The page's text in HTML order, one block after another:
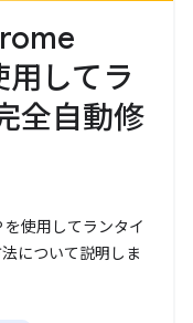
用してラ
全自動修
使用してランタイ
について説明しま